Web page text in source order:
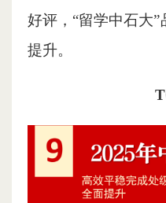
好评，“留学中石大
提升。